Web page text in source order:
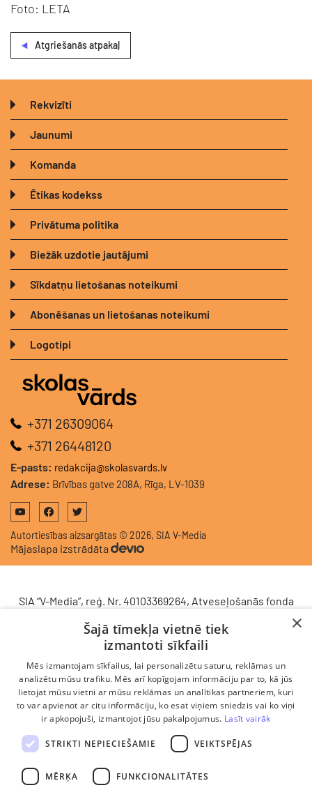
Foto: LETA
Atgriešanās atpakaļ
Rekvizīti
Jaunumi
Komanda
Ētikas kodekss
Privātuma politika
Biežāk uzdotie jautājumi
Sīkdatņu lietošanas noteikumi
Abonēšanas un lietošanas noteikumi
Logotipi
+371 26309064
+371 26448120
E-pasts: redakcija@skolasvards.lv
Adrese: Brīvības gatve 208A, Rīga, LV-1039
Autortiesības aizsargātas © 2026, SIA V-Media
Mājaslapa izstrādāta
SIA “V-Media”, reģ. Nr. 40103369264, Atveseļošanās fonda
komercdarbības procesu uzlabošanā - ieviesta klientu
attiecību pārvaldības sistēma (CRM). 2024. gada 16.
decembrī tika noslēgts līgums Nr. 9.2-17-L-2024/928 ar
Latvijas Investīciju un attīstības aģentūru par atbalsta
saņemšanu saskaņā ar Atveseļošanas un noturības
mehānisma plāna 2. komponenti “Digitālā transformācija”
(atbalsta pieteikuma Nr. DIGI/2024/1253). Projekta ietvaros
ieviesta klientu un darba procesu pārvaldības sistēma
Scoro, uzlabojot pārdošanas procesu, centralizējot klientu
datubāzi un darījumu plūsmu, kā arī nodrošinot pārskatāmu,
efektīvu pārdošanas nodaļas darbu un precīzāku rezultātu
×
Šajā tīmekļa vietnē tiek
izmantoti sīkfaili
Mēs izmantojam sīkfailus, lai personalizētu saturu, reklāmas un
analizētu mūsu trafiku. Mēs arī kopīgojam informāciju par to, kā jūs
lietojat mūsu vietni ar mūsu reklāmas un analītikas partneriem, kuri
to var apvienot ar citu informāciju, ko esat viņiem sniedzis vai ko viņi
ir apkopojuši, izmantojot jūsu pakalpojumus. Lasīt vairāk
STRIKTI NEPIECIEŠAMIE VEIKTSPĒJAS
MĒRĶA FUNKCIONALITĀTES